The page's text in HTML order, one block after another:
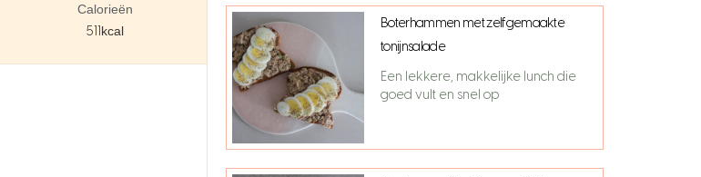
Calorieën
511kcal
Boterhammen met zelfgemaakte
tonijnsalade
Een lekkere, makkelijke lunch die
goed vult en snel op